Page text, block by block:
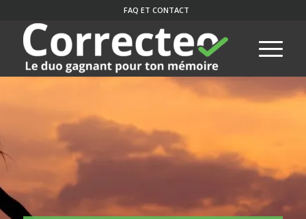
FAQ ET CONTACT